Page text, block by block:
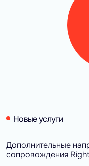
Новые услуги
Дополнительные
сопровождения